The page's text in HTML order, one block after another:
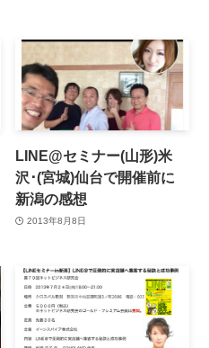
LINE@セミナー(山形)米
沢･(宮城)仙台で開催前に
新潟の感想
2013年8月8日